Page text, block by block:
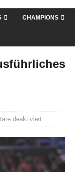
CHAMPIONS
deaktiviert